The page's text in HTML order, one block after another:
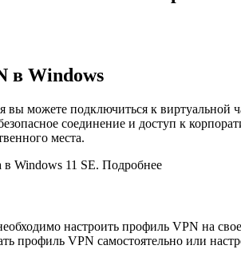
в Windows
вы можете подключиться к виртуальной
соединение и доступ к
места.
Windows 11 SE. Подробнее
настроить профиль VPN на
профиль VPN самостоятельно или